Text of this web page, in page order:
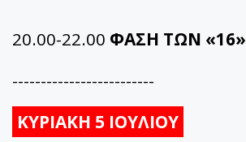
20.00-22.00 ΦΑΣΗ ΤΩΝ «16»
-------------------------
ΚΥΡΙΑΚΗ 5 ΙΟΥΛΙΟΥ